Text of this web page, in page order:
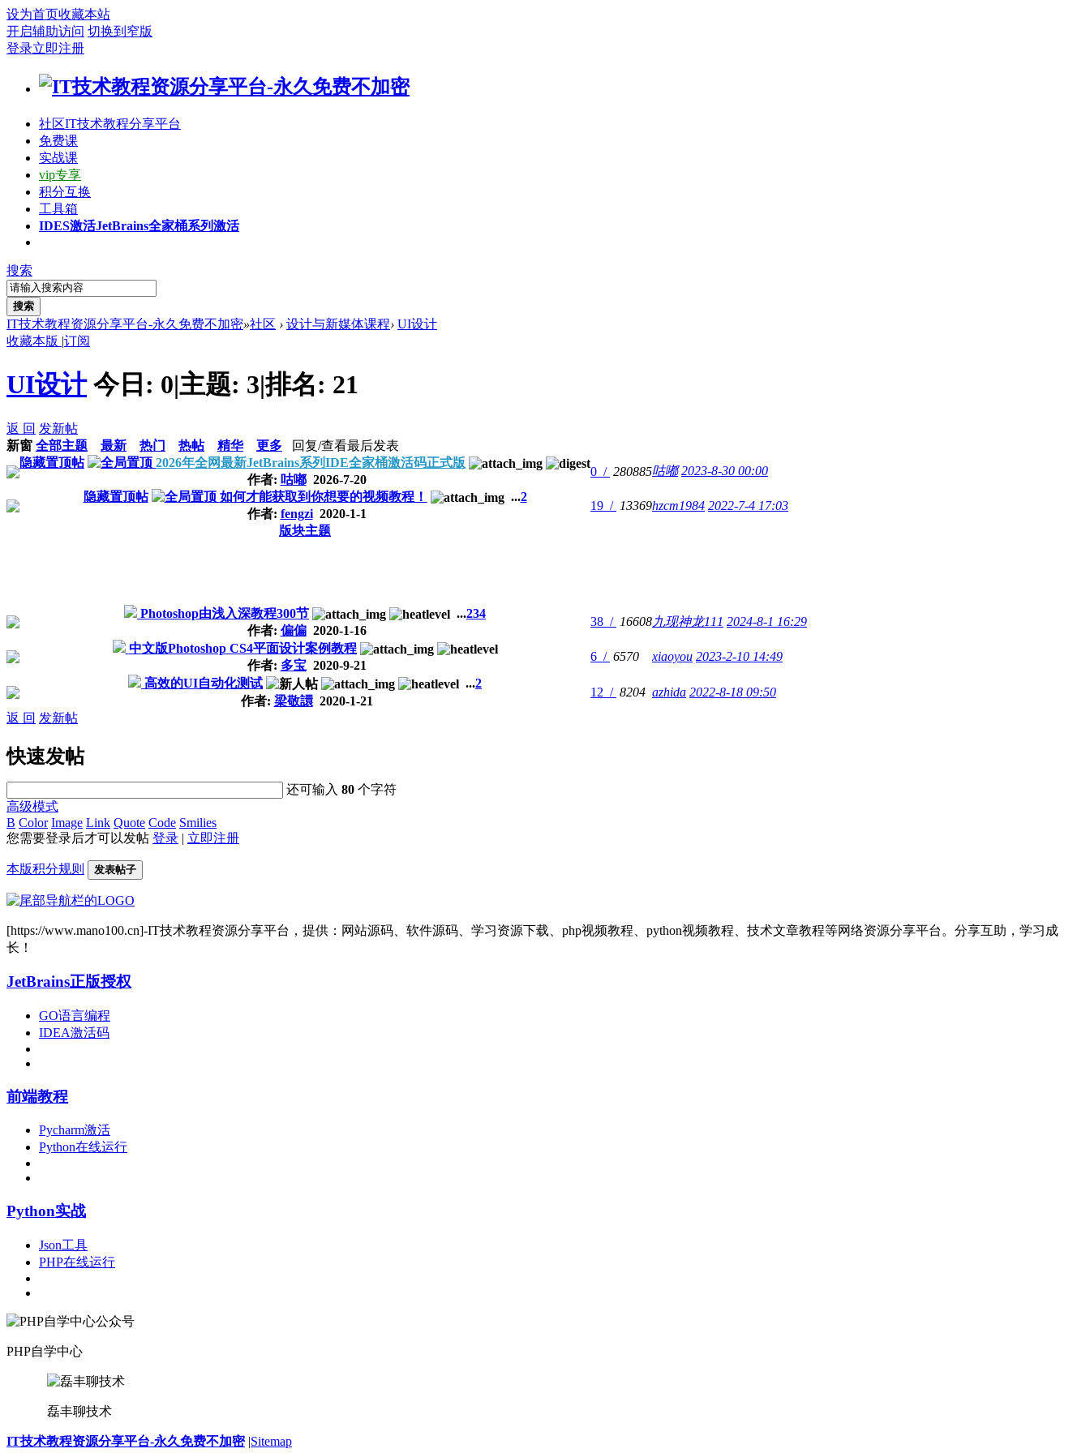
设为首页收藏本站
开启辅助访问 切换到窄版
登录立即注册
社区IT技术教程分享平台
免费课
实战课
vip专享
积分互换
工具箱
IDES激活JetBrains全家桶系列激活
搜索
搜索
IT技术教程资源分享平台-永久免费不加密»社区 › 设计与新媒体课程› UI设计
收藏本版 |订阅
UI设计 今日: 0|主题: 3|排名: 21
返 回 发新帖
新窗 全部主题 最新 热门 热帖 精华 更多 回复/查看最后发表
隐藏置顶帖
2026年全网最新JetBrains系列IDE全家桶激活码正式版
作者: 咕嘟2026-7-20
0 / 280885咕嘟 2023-8-30 00:00
隐藏置顶帖
如何才能获取到你想要的视频教程！ ...2
作者: fengzi2020-1-1
19 / 13369hzcm1984 2022-7-4 17:03
版块主题
Photoshop由浅入深教程300节 ...234
作者: 偏偏2020-1-16
38 / 16608九现神龙111 2024-8-1 16:29
中文版Photoshop CS4平面设计案例教程
作者: 多宝2020-9-21
6 / 6570 xiaoyou 2023-2-10 14:49
高效的UI自动化测试
...2
作者: 梁敬譞2020-1-21
12 / 8204 azhida 2022-8-18 09:50
返 回 发新帖
快速发帖
还可输入80 个字符
高级模式
B Color Image Link Quote Code Smilies
您需要登录后才可以发帖 登录 | 立即注册
本版积分规则 发表帖子
[https://www.mano100.cn]-IT技术教程资源分享平台，提供：网站源码、软件源码、学习资源下载、php视频教程、python视频教程、技术文章教程等网络资源分享平台。分享互助，学习成
长！
JetBrains正版授权
GO语言编程
IDEA激活码
前端教程
Pycharm激活
Python在线运行
Python实战
Json工具
PHP在线运行
PHP自学中心
磊丰聊技术
IT技术教程资源分享平台-永久免费不加密 |Sitemap